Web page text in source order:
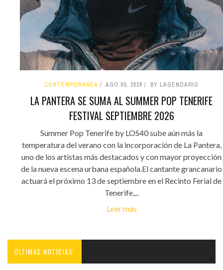
CONTEMPORÁNEA AGO 05, 2026 BY LAGENDARIO
LA PANTERA SE SUMA AL SUMMER POP TENERIFE
FESTIVAL SEPTIEMBRE 2026
Summer Pop Tenerife by LOS40 sube aún más la
temperatura del verano con la incorporación de La Pantera,
uno de los artistas más destacados y con mayor proyección
de la nueva escena urbana española.El cantante grancanario
actuará el próximo 13 de septiembre en el Recinto Ferial de
Tenerife,...
Leer más
ÚLTIMAS NOTICIAS'